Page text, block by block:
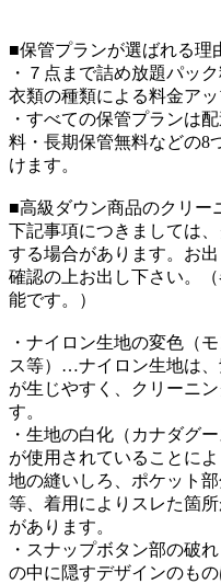
■保管プランが選ばれる理
・７点まで詰め放題パッ
衣類の種類による料金アッ
・すべての保管プランは
料・長期保管無料などの8
けます。
■高級ダウン商品のクリー
下記事項につきましては
する場合があります。お
確認の上お出し下さい。
能です。）
・ナイロン生地の変色（
ス等）…ナイロン生地は
が生じやすく、クリーニ
す。
・生地の白化（カナダグ
が使用されていることに
地の縫いしろ、ポケット
等、着用によりスレた箇
があります。
・スナップボタン部の破
の中に隠すデザインのも